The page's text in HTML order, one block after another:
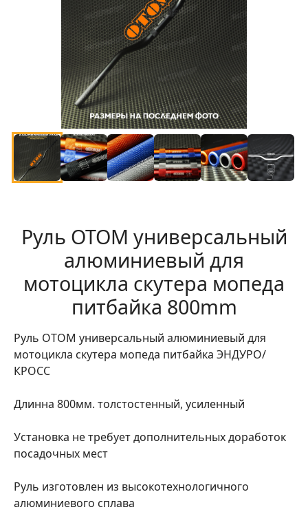
Предыдущая
Руль OTOM универсальный
алюминиевый для
мотоцикла скутера мопеда
питбайка 800mm
Руль OTOM универсальный алюминиевый для
мотоцикла скутера мопеда питбайка ЭНДУРО/
КРОСС
Длинна 800мм. толстостенный, усиленный
Установка не требует дополнительных доработок
посадочных мест
Руль изготовлен из высокотехнологичного
алюминиевого сплава